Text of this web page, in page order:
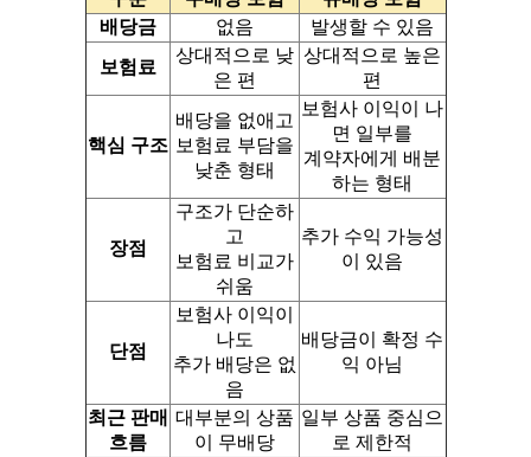
배당금
없음
발생할 수 있음
보험료
상대적으로 낮
은 편
상대적으로 높은
편
핵심 구조
배당을 없애고
보험료 부담을
낮춘 형태
보험사 이익이 나
면 일부를
계약자에게 배분
하는 형태
장점
구조가 단순하
고
보험료 비교가
쉬움
추가 수익 가능성
이 있음
단점
보험사 이익이
나도
추가 배당은 없
음
배당금이 확정 수
익 아님
최근 판매
흐름
대부분의 상품
이 무배당
일부 상품 중심으
로 제한적